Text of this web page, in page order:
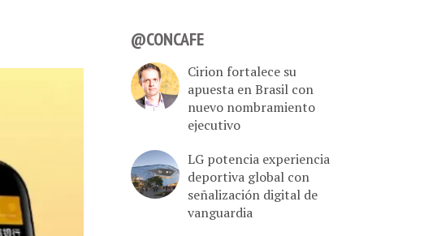
@CONCAFE
Cirion fortalece su
apuesta en Brasil con
nuevo nombramiento
ejecutivo
LG potencia experiencia
deportiva global con
señalización digital de
vanguardia